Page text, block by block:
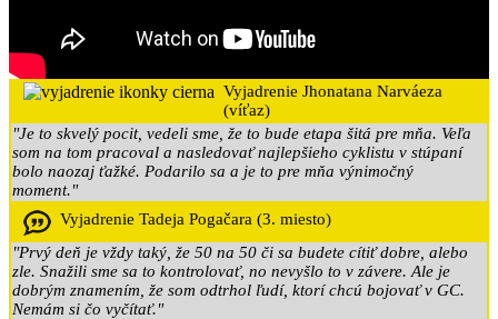
Vyjadrenie Jhonatana Narváeza
(víťaz)
"Je to skvelý pocit, vedeli sme, že to bude etapa šitá pre mňa. Veľa
som na tom pracoval a nasledovať najlepšieho cyklistu v stúpaní
bolo naozaj ťažké. Podarilo sa a je to pre mňa výnimočný
moment."
Vyjadrenie Tadeja Pogačara (3. miesto)
"Prvý deň je vždy taký, že 50 na 50 či sa budete cítiť dobre, alebo
zle. Snažili sme sa to kontrolovať, no nevyšlo to v závere. Ale je
dobrým znamením, že som odtrhol ľudí, ktorí chcú bojovať v GC.
Nemám si čo vyčítať."